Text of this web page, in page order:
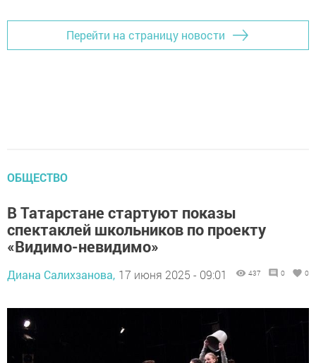
Перейти на страницу новости
ОБЩЕСТВО
В Татарстане стартуют показы
спектаклей школьников по проекту
«Видимо-невидимо»
Диана Салихзанова, 17 июня 2025 - 09:01 437 0 0